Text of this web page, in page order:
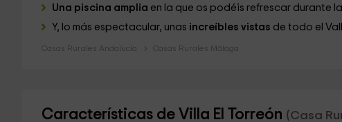
Una piscina amplia en la que os podéis refrescar durante
Y, lo más espectacular, unas increíbles vistas de todo el
Casas Rurales Andalucía Casas Rurales Málaga
Características de Villa El Torreón (Casa